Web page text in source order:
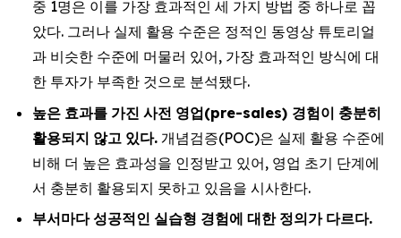
중 1명은 이를 가장 효과적인 세 가지 방법 중 하나로 꼽
았다. 그러나 실제 활용 수준은 정적인 동영상 튜토리얼
과 비슷한 수준에 머물러 있어, 가장 효과적인 방식에 대
한 투자가 부족한 것으로 분석됐다.
높은 효과를 가진 사전 영업(pre-sales) 경험이 충분히
활용되지 않고 있다. 개념검증(POC)은 실제 활용 수준에
비해 더 높은 효과성을 인정받고 있어, 영업 초기 단계에
서 충분히 활용되지 못하고 있음을 시사한다.
부서마다 성공적인 실습형 경험에 대한 정의가 다르다.